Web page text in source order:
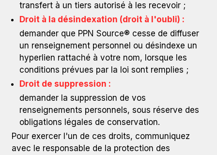
transfert à un tiers autorisé à les recevoir ;
Droit à la désindexation (droit à l'oubli) :
demander que PPN Source® cesse de diffuser
un renseignement personnel ou désindexe un
hyperlien rattaché à votre nom, lorsque les
conditions prévues par la loi sont remplies ;
Droit de suppression :
demander la suppression de vos
renseignements personnels, sous réserve des
obligations légales de conservation.
Pour exercer l'un de ces droits, communiquez
avec le responsable de la protection des